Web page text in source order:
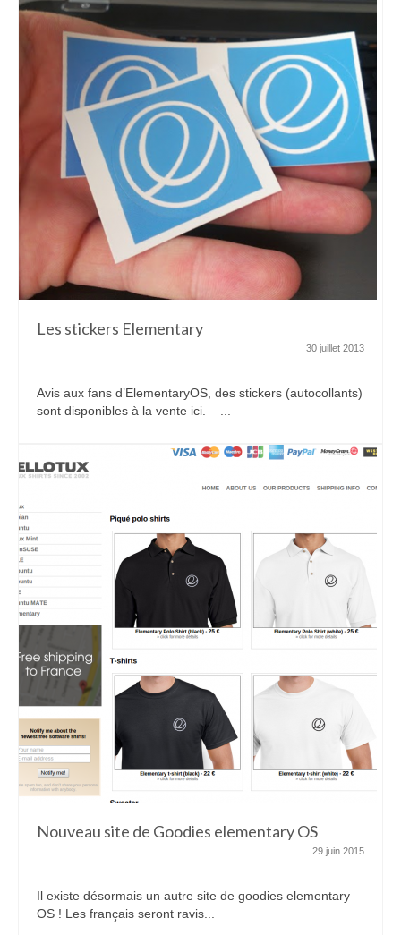
Les stickers Elementary
30 juillet 2013
Avis aux fans d’ElementaryOS, des stickers (autocollants)
sont disponibles à la vente ici. ...
Nouveau site de Goodies elementary OS
29 juin 2015
Il existe désormais un autre site de goodies elementary
OS ! Les français seront ravis...